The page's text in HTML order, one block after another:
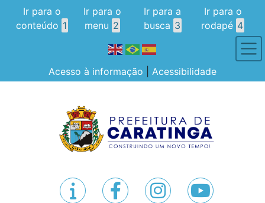
Ir para o
conteúdo 1
Ir para o
menu 2
Ir para a
busca 3
Ir para o
rodapé 4
Acesso à informação Acessibilidade